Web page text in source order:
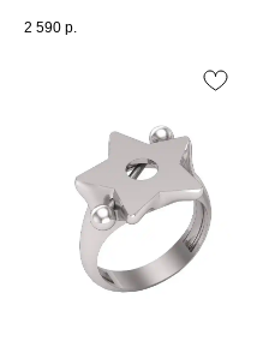
2 590 р.